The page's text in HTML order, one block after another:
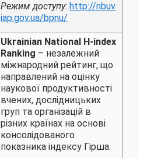
Режим доступу: http://nbuv
iap.gov.ua/bpnu/
Ukrainian National H-index
Ranking – незалежний
міжнародний рейтинг, що
направлений на оцінку
наукової продуктивності
вчених, дослідницьких
груп та організацій в
різних країнах на основі
консолідованого
показника індексу Гірша.